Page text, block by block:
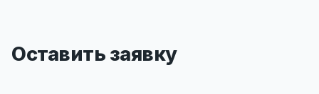
Оставить заявку